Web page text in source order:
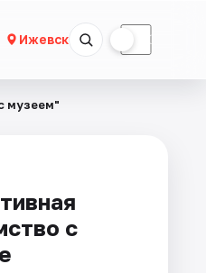
Ижевск ☾
музеем"
с